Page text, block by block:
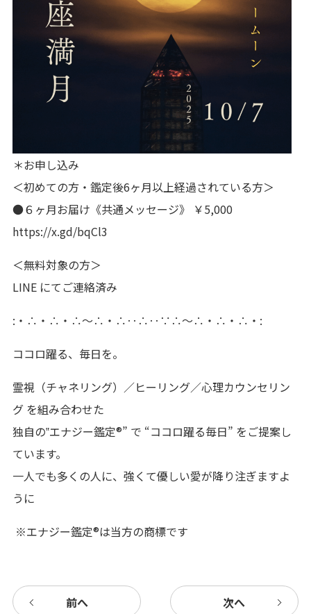
＊お申し込み
＜初めての方・鑑定後6ヶ月以上経過されている方＞
●６ヶ月お届け《共通メッセージ》 ￥5,000
https://x.gd/bqCl3
＜無料対象の方＞
LINE にてご連絡済み
:・∴・∴・∴～∴・∴‥∴‥∵∴～∴・∴・∴・:
ココロ躍る、毎日を。
霊視（チャネリング）／ヒーリング／心理カウンセリン
グ を組み合わせた
独自の‟エナジー鑑定®” で “ココロ躍る毎日” をご提案し
ています。
一人でも多くの人に、強くて優しい愛が降り注ぎますよ
うに
※エナジー鑑定®は当方の商標です
前へ 次へ